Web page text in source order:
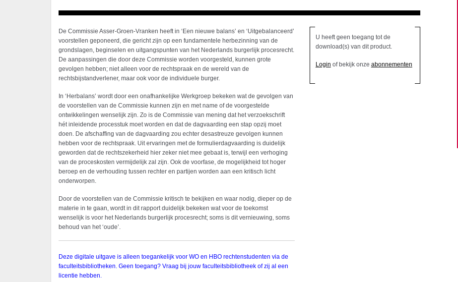
De Commissie Asser-Groen-Vranken heeft in ‘Een nieuwe balans’ en ‘Uitgebalanceerd’
voorstellen geponeerd, die gericht zijn op een fundamentele herbezinning van de
grondslagen, beginselen en uitgangspunten van het Nederlands burgerlijk procesrecht.
De aanpassingen die door deze Commissie worden voorgesteld, kunnen grote
gevolgen hebben; niet alleen voor de rechtspraak en de wereld van de
rechtsbijstandverlener, maar ook voor de individuele burger.
In ‘Herbalans’ wordt door een onafhankelijke Werkgroep bekeken wat de gevolgen van
de voorstellen van de Commissie kunnen zijn en met name of de voorgestelde
ontwikkelingen wenselijk zijn. Zo is de Commissie van mening dat het verzoekschrift
hét inleidende processtuk moet worden en dat de dagvaarding een stap opzij moet
doen. De afschaffing van de dagvaarding zou echter desastreuze gevolgen kunnen
hebben voor de rechtspraak. Uit ervaringen met de formulierdagvaarding is duidelijk
geworden dat de rechtszekerheid hier zeker niet mee gebaat is, terwijl een verhoging
van de proceskosten vermijdelijk zal zijn. Ook de voorfase, de mogelijkheid tot hoger
beroep en de verhouding tussen rechter en partijen worden aan een kritisch licht
onderworpen.
Door de voorstellen van de Commissie kritisch te bekijken en waar nodig, dieper op de
materie in te gaan, wordt in dit rapport duidelijk bekeken wat voor de toekomst
wenselijk is voor het Nederlands burgerlijk procesrecht; soms is dit vernieuwing, soms
behoud van het ‘oude’.
Deze digitale uitgave is alleen toegankelijk voor WO en HBO rechtenstudenten via de
faculteitsbibliotheken. Geen toegang? Vraag bij jouw faculteitsbibliotheek of zij al een
licentie hebben.
U heeft geen toegang tot de
download(s) van dit product.
Login of bekijk onze abonnementen